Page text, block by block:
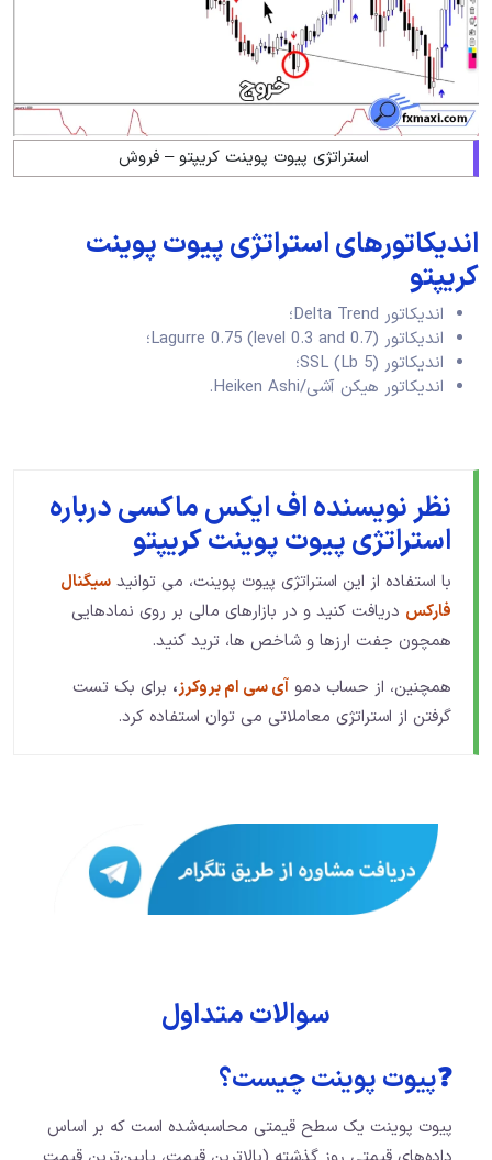
استراتژی پیوت پوینت کریپتو – فروش
اندیکاتورهای استراتژی پیوت پوینت
کریپتو
اندیکاتور Delta Trend؛
اندیکاتور Lagurre 0.75 (level 0.3 and 0.7)؛
اندیکاتور SSL (Lb 5)؛
اندیکاتور هیکن آشی/Heiken Ashi.
نظر نویسنده اف ایکس ماکسی درباره
استراتژی پیوت پوینت کریپتو
با استفاده از این استراتژی پیوت پوینت، می توانید سیگنال
فارکس دریافت کنید و در بازارهای مالی بر روی نمادهایی
همچون جفت ارزها و شاخص ها، ترید کنید.
همچنین، از حساب دمو آی سی ام بروکرز، برای بک تست
گرفتن از استراتژی معاملاتی می توان استفاده کرد.
سوالات متداول
❓پیوت پوینت چیست؟
پیوت پوینت یک سطح قیمتی محاسبه‌شده است که بر اساس